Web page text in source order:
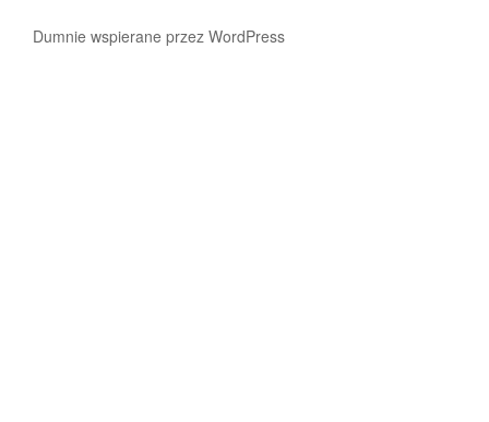
Dumnie wspierane przez WordPress